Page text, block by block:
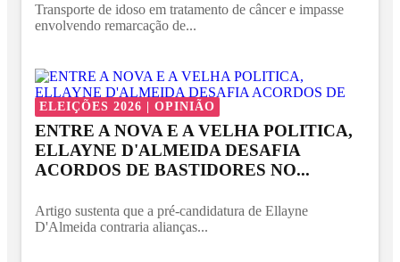
Transporte de idoso em tratamento de câncer e impasse
envolvendo remarcação de...
ELEIÇÕES 2026 | OPINIÃO
ENTRE A NOVA E A VELHA POLITICA,
ELLAYNE D'ALMEIDA DESAFIA
ACORDOS DE BASTIDORES NO...
Artigo sustenta que a pré-candidatura de Ellayne
D'Almeida contraria alianças...